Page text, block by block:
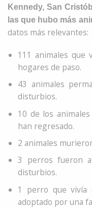
Kennedy, San
las que hubo más
datos más relevantes:
111 animales que
hogares de paso.
43 animales
disturbios.
10 de los
han regresado.
2 animales
3 perros fueron
disturbios.
1 perro que vivía
adoptado por una